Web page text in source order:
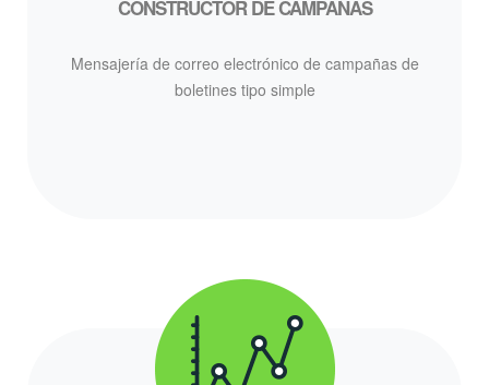
CONSTRUCTOR DE CAMPAÑAS
Mensajería de correo electrónico de campañas de
boletines tipo simple